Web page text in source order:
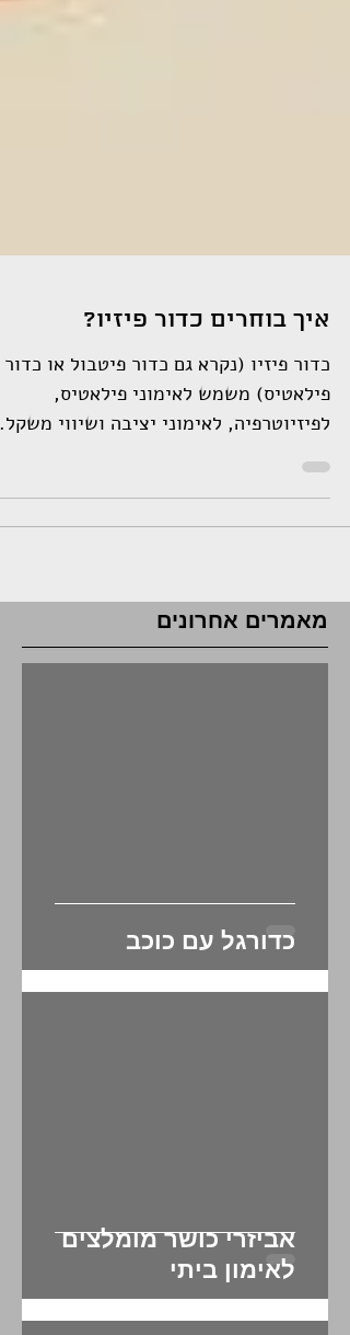
איך בוחרים כדור פיזיו?
כדור פיזיו (נקרא גם כדור פיטבול או כדור
פילאטיס) משמש לאימוני פילאטיס,
לפיזיוטרפיה, לאימוני יציבה ושיווי משקל.
והוא גם מאוד נפוץ לשימוש...
מאמרים אחרונים
כדורגל עם כוכב
אביזרי כושר מומלצים
לאימון ביתי